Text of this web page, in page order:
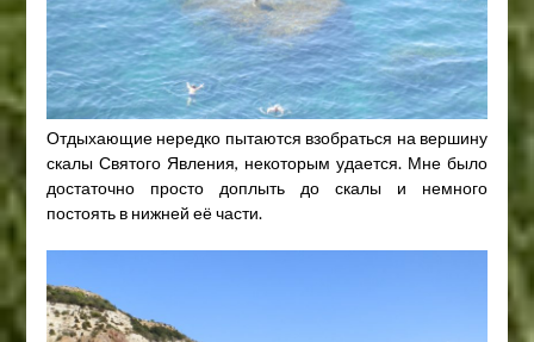
Отдыхающие нередко пытаются взобраться на вершину
скалы Святого Явления, некоторым удается. Мне было
достаточно просто доплыть до скалы и немного
постоять в нижней её части.